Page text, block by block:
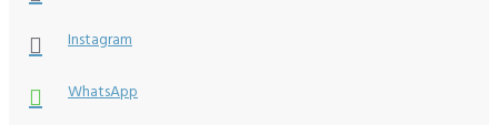
Instagram
WhatsApp